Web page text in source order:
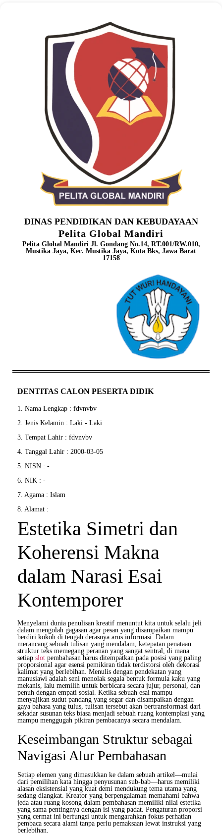
DINAS PENDIDIKAN DAN KEBUDAYAAN
Pelita Global Mandiri
Pelita Global Mandiri Jl. Gondang No.14, RT.001/RW.010,
Mustika Jaya, Kec. Mustika Jaya, Kota Bks, Jawa Barat
17158
DENTITAS CALON PESERTA DIDIK
1. Nama Lengkap : fdvnvbv
2. Jenis Kelamin : Laki - Laki
3. Tempat Lahir : fdvnvbv
4. Tanggal Lahir : 2000-03-05
5. NISN : -
6. NIK : -
7. Agama : Islam
8. Alamat :
Estetika Simetri dan
Koherensi Makna
dalam Narasi Esai
Kontemporer
Menyelami dunia penulisan kreatif menuntut kita untuk selalu jeli
dalam mengolah gagasan agar pesan yang disampaikan mampu
berdiri kokoh di tengah derasnya arus informasi. Dalam
merancang sebuah tulisan yang mendalam, ketepatan penataan
struktur teks memegang peranan yang sangat sentral, di mana
setiap slot pembahasan harus ditempatkan pada posisi yang paling
proporsional agar esensi pemikiran tidak terdistorsi oleh dekorasi
kalimat yang berlebihan. Menulis dengan pendekatan yang
manusiawi adalah seni menolak segala bentuk formula kaku yang
mekanis, lalu memilih untuk berbicara secara jujur, personal, dan
penuh dengan empati sosial. Ketika sebuah esai mampu
menyajikan sudut pandang yang segar dan disampaikan dengan
gaya bahasa yang tulus, tulisan tersebut akan bertransformasi dari
sekadar susunan teks biasa menjadi sebuah ruang kontemplasi yang
mampu menggugah pikiran pembacanya secara mendalam.
Keseimbangan Struktur sebagai
Navigasi Alur Pembahasan
Setiap elemen yang dimasukkan ke dalam sebuah artikel—mulai
dari pemilihan kata hingga penyusunan sub-bab—harus memiliki
alasan eksistensial yang kuat demi mendukung tema utama yang
sedang diangkat. Kreator yang berpengalaman memahami bahwa
jeda atau ruang kosong dalam pembahasan memiliki nilai estetika
yang sama pentingnya dengan isi yang padat. Pengaturan proporsi
yang cermat ini berfungsi untuk mengarahkan fokus perhatian
pembaca secara alami tanpa perlu pemaksaan lewat instruksi yang
berlebihan.